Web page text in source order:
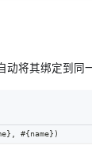
将其绑定到同
#{name})